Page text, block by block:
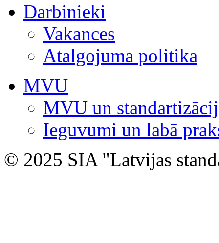
Darbinieki
Vakances
Atalgojuma politika
MVU
MVU un
Ieguvumi un labā
© 2025 SIA "Latvijas